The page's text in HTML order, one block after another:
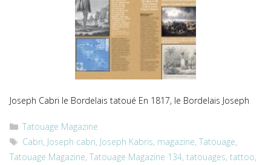
Joseph Cabri le Bordelais tatoué En 1817, le Bordelais Joseph
Catégories
Tatouage Magazine
Étiquettes
Cabri, Joseph cabri, Joseph Kabris, magazine,Tatouage,
Tatouage Magazine, Tatouage Magazine 134, tatouages, tattoo,